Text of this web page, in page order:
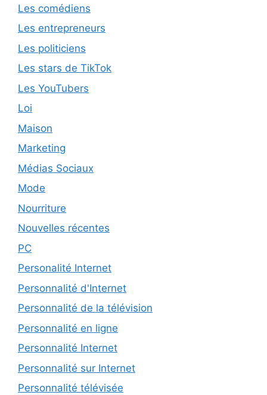
Les comédiens
Les entrepreneurs
Les politiciens
Les stars de TikTok
Les YouTubers
Loi
Maison
Marketing
Médias Sociaux
Mode
Nourriture
Nouvelles récentes
PC
Personalité Internet
Personnalité d'Internet
Personnalité de la télévision
Personnalité en ligne
Personnalité Internet
Personnalité sur Internet
Personnalité télévisée